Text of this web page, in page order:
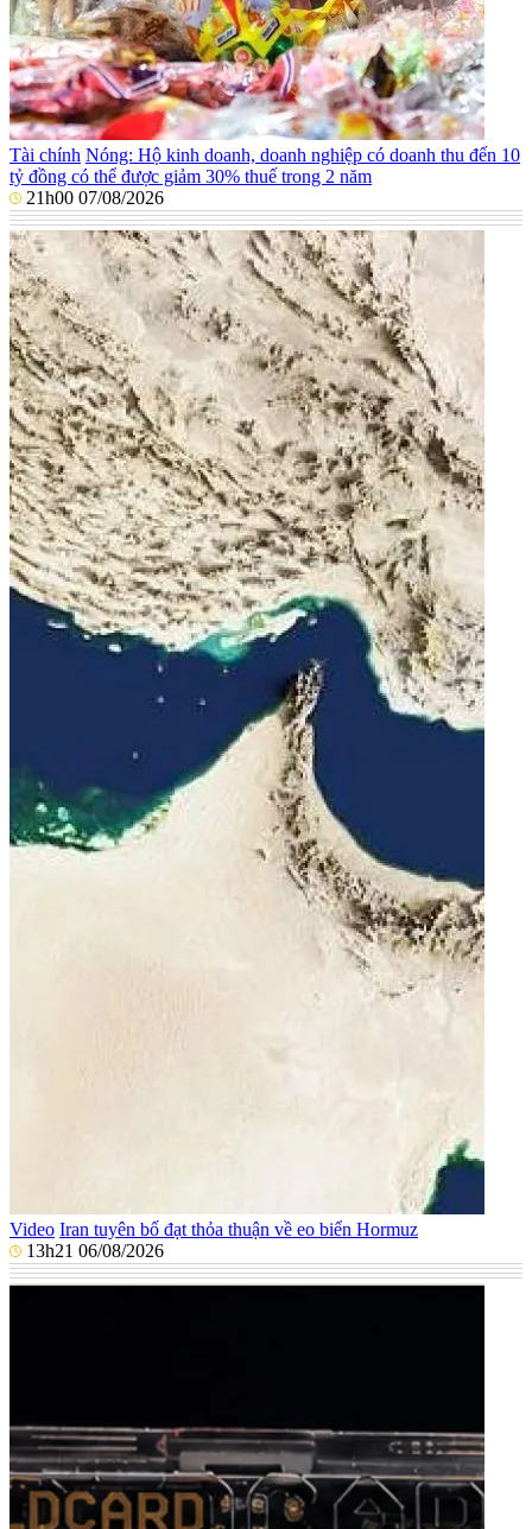
Tài chính Nóng: Hộ kinh doanh, doanh nghiệp có doanh thu đến 10
tỷ đồng có thể được giảm 30% thuế trong 2 năm
21h00 07/08/2026
Video Iran tuyên bố đạt thỏa thuận về eo biển Hormuz
13h21 06/08/2026